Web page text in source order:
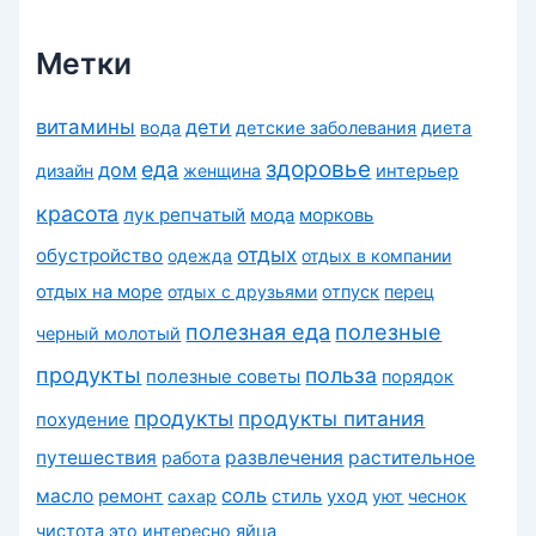
Метки
витамины вода дети детские заболевания диета
дизайн дом еда женщина здоровье интерьер
красота лук репчатый мода морковь
обустройство одежда отдых отдых в компании
отдых на море отдых с друзьями отпуск перец
черный молотый полезная еда полезные
продукты полезные советы польза порядок
похудение продукты продукты питания
путешествия работа развлечения растительное
масло ремонт сахар соль стиль уход уют чеснок
чистота это интересно яйца